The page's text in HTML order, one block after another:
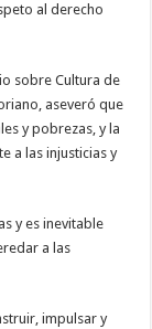
al derecho
sobre Cultura de
aseveró que
y pobrezas, y la
a las injusticias y
y es inevitable
a las
impulsar y